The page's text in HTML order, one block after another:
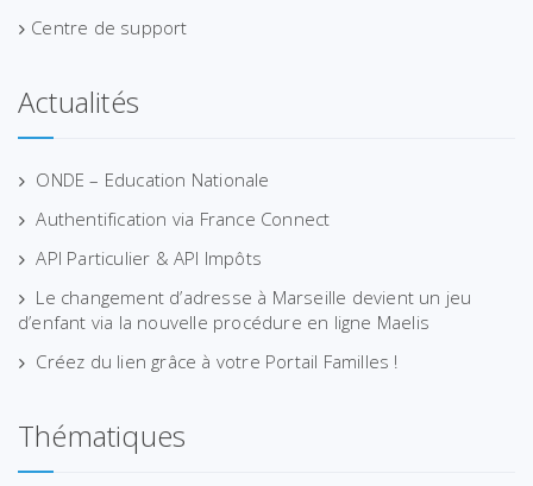
Centre de support
Actualités
ONDE – Education Nationale
Authentification via France Connect
API Particulier & API Impôts
Le changement d’adresse à Marseille devient un jeu
d’enfant via la nouvelle procédure en ligne Maelis
Créez du lien grâce à votre Portail Familles !
Thématiques